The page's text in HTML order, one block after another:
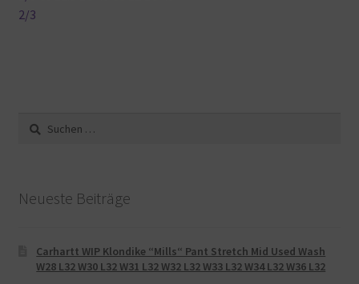
2/3
Suche
nach:
Neueste Beiträge
Carhartt WIP Klondike “Mills“ Pant Stretch Mid Used Wash
W28 L32 W30 L32 W31 L32 W32 L32 W33 L32 W34 L32 W36 L32